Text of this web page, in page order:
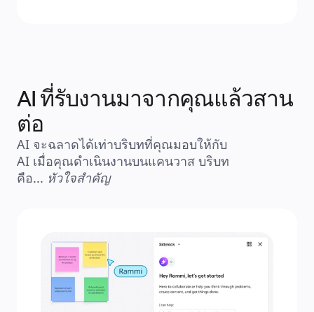
AI ที่รับงานมาจากคุณแล้วสาน
ต่อ
AI จะฉลาดได้เท่าบริบทที่คุณมอบให้กับ
AI เมื่อคุณดำเนินงานบนแคนวาส บริบท
คือ... หัวใจสำคัญ